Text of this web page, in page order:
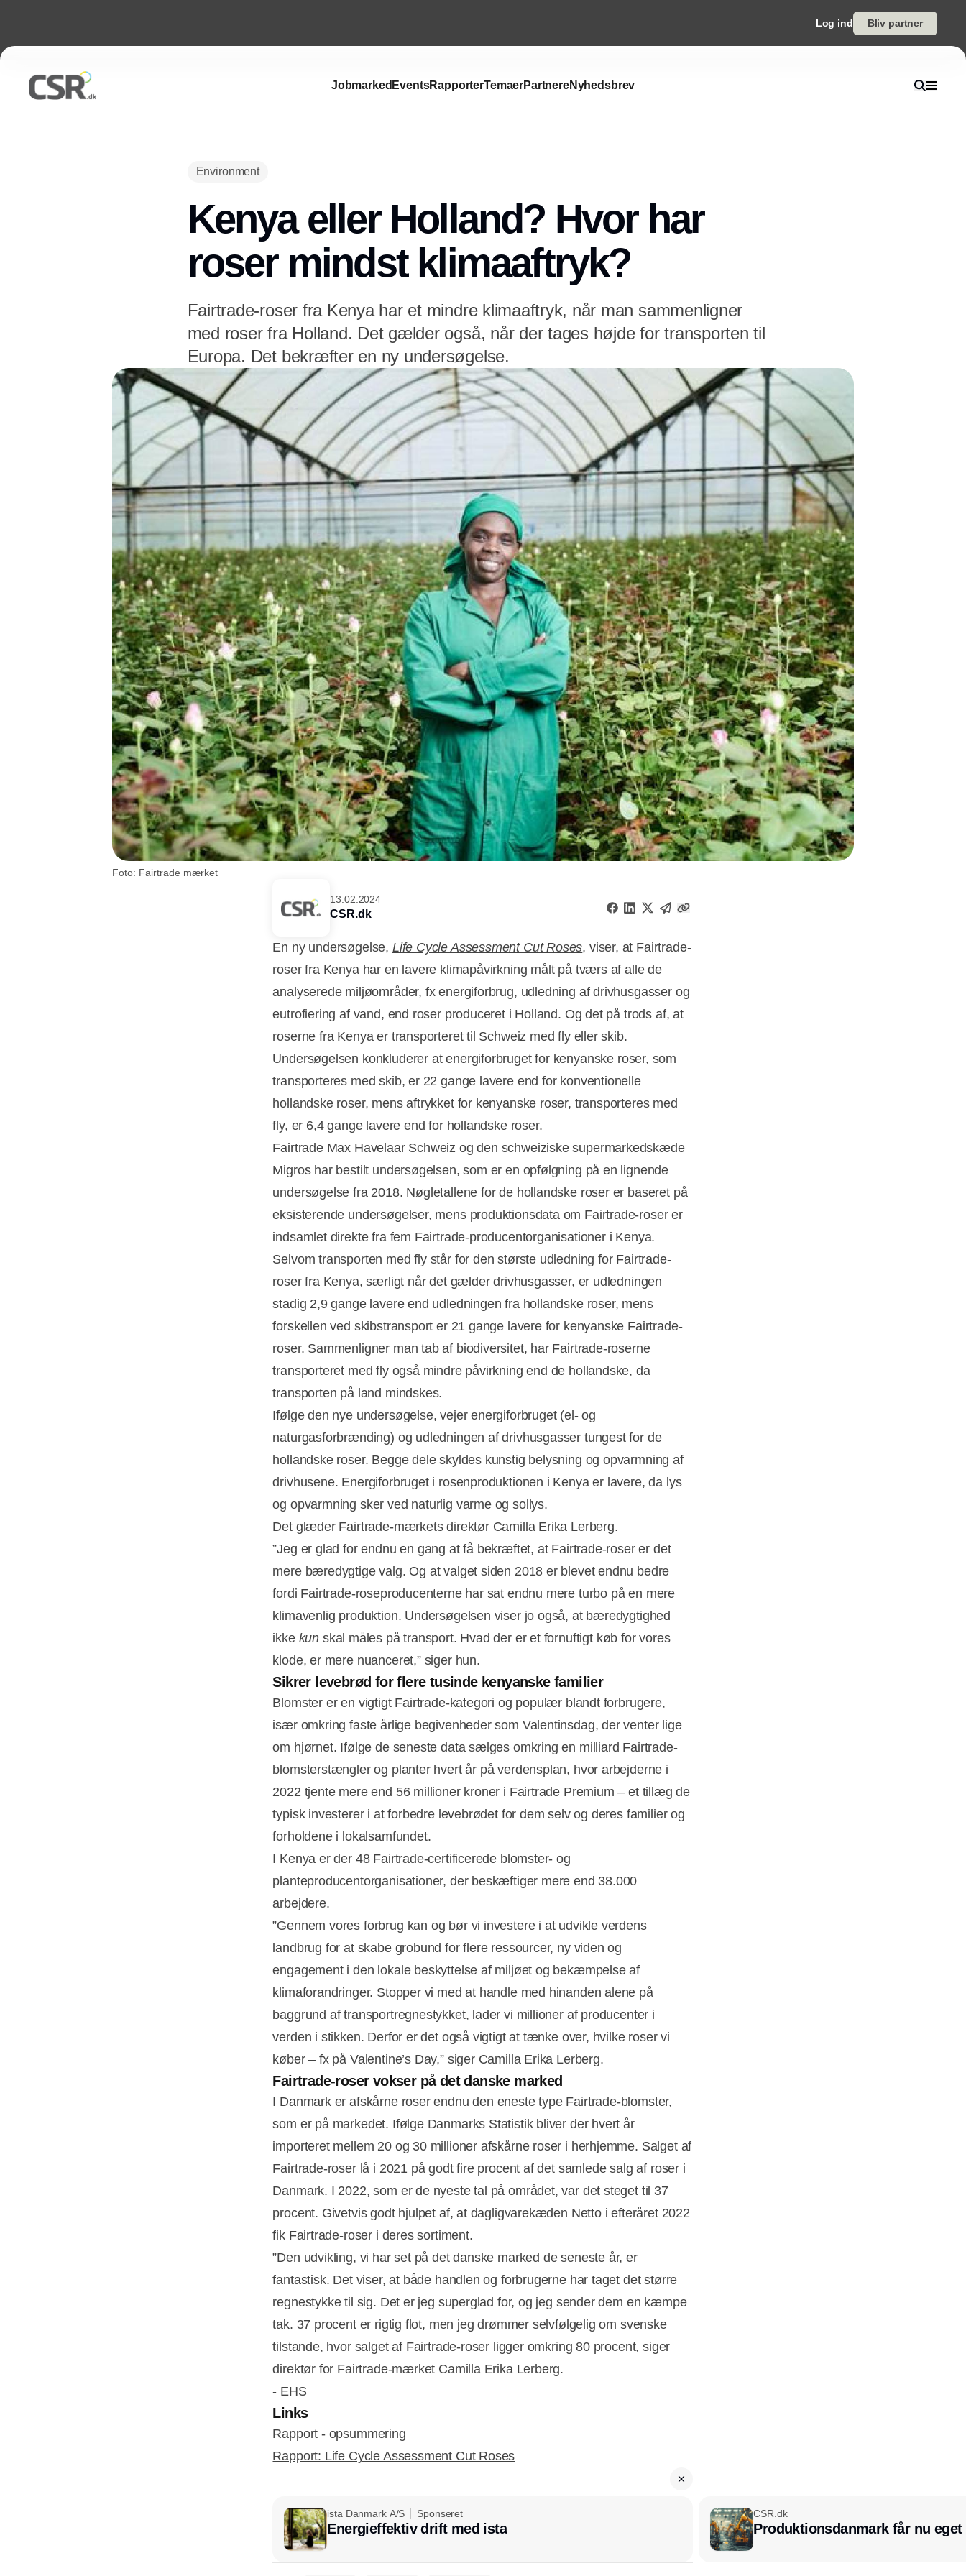
Log ind Bliv partner
Jobmarked EventsRapporterTemaerPartnereNyhedsbrev
Environment
Kenya eller Holland? Hvor har
roser mindst klimaaftryk?
Fairtrade-roser fra Kenya har et mindre klimaaftryk, når man sammenligner
med roser fra Holland. Det gælder også, når der tages højde for transporten til
Europa. Det bekræfter en ny undersøgelse.
Foto: Fairtrade mærket
13.02.2024
CSR.dk
En ny undersøgelse, Life Cycle Assessment Cut Roses, viser, at Fairtrade-
roser fra Kenya har en lavere klimapåvirkning målt på tværs af alle de
analyserede miljøområder, fx energiforbrug, udledning af drivhusgasser og
eutrofiering af vand, end roser produceret i Holland. Og det på trods af, at
roserne fra Kenya er transporteret til Schweiz med fly eller skib.
Undersøgelsen konkluderer at energiforbruget for kenyanske roser, som
transporteres med skib, er 22 gange lavere end for konventionelle
hollandske roser, mens aftrykket for kenyanske roser, transporteres med
fly, er 6,4 gange lavere end for hollandske roser.
Fairtrade Max Havelaar Schweiz og den schweiziske supermarkedskæde
Migros har bestilt undersøgelsen, som er en opfølgning på en lignende
undersøgelse fra 2018. Nøgletallene for de hollandske roser er baseret på
eksisterende undersøgelser, mens produktionsdata om Fairtrade-roser er
indsamlet direkte fra fem Fairtrade-producentorganisationer i Kenya.
Selvom transporten med fly står for den største udledning for Fairtrade-
roser fra Kenya, særligt når det gælder drivhusgasser, er udledningen
stadig 2,9 gange lavere end udledningen fra hollandske roser, mens
forskellen ved skibstransport er 21 gange lavere for kenyanske Fairtrade-
roser. Sammenligner man tab af biodiversitet, har Fairtrade-roserne
transporteret med fly også mindre påvirkning end de hollandske, da
transporten på land mindskes.
Ifølge den nye undersøgelse, vejer energiforbruget (el- og
naturgasforbrænding) og udledningen af drivhusgasser tungest for de
hollandske roser. Begge dele skyldes kunstig belysning og opvarmning af
drivhusene. Energiforbruget i rosenproduktionen i Kenya er lavere, da lys
og opvarmning sker ved naturlig varme og sollys.
Det glæder Fairtrade-mærkets direktør Camilla Erika Lerberg.
”Jeg er glad for endnu en gang at få bekræftet, at Fairtrade-roser er det
mere bæredygtige valg. Og at valget siden 2018 er blevet endnu bedre
fordi Fairtrade-roseproducenterne har sat endnu mere turbo på en mere
klimavenlig produktion. Undersøgelsen viser jo også, at bæredygtighed
ikke kun skal måles på transport. Hvad der er et fornuftigt køb for vores
klode, er mere nuanceret,” siger hun.
Sikrer levebrød for flere tusinde kenyanske familier
Blomster er en vigtigt Fairtrade-kategori og populær blandt forbrugere,
især omkring faste årlige begivenheder som Valentinsdag, der venter lige
om hjørnet. Ifølge de seneste data sælges omkring en milliard Fairtrade-
blomsterstængler og planter hvert år på verdensplan, hvor arbejderne i
2022 tjente mere end 56 millioner kroner i Fairtrade Premium – et tillæg de
typisk investerer i at forbedre levebrødet for dem selv og deres familier og
forholdene i lokalsamfundet.
I Kenya er der 48 Fairtrade-certificerede blomster- og
planteproducentorganisationer, der beskæftiger mere end 38.000
arbejdere.
”Gennem vores forbrug kan og bør vi investere i at udvikle verdens
landbrug for at skabe grobund for flere ressourcer, ny viden og
engagement i den lokale beskyttelse af miljøet og bekæmpelse af
klimaforandringer. Stopper vi med at handle med hinanden alene på
baggrund af transportregnestykket, lader vi millioner af producenter i
verden i stikken. Derfor er det også vigtigt at tænke over, hvilke roser vi
køber – fx på Valentine’s Day,” siger Camilla Erika Lerberg.
Fairtrade-roser vokser på det danske marked
I Danmark er afskårne roser endnu den eneste type Fairtrade-blomster,
som er på markedet. Ifølge Danmarks Statistik bliver der hvert år
importeret mellem 20 og 30 millioner afskårne roser i herhjemme. Salget af
Fairtrade-roser lå i 2021 på godt fire procent af det samlede salg af roser i
Danmark. I 2022, som er de nyeste tal på området, var det steget til 37
procent. Givetvis godt hjulpet af, at dagligvarekæden Netto i efteråret 2022
fik Fairtrade-roser i deres sortiment.
”Den udvikling, vi har set på det danske marked de seneste år, er
fantastisk. Det viser, at både handlen og forbrugerne har taget det større
regnestykke til sig. Det er jeg superglad for, og jeg sender dem en kæmpe
tak. 37 procent er rigtig flot, men jeg drømmer selvfølgelig om svenske
tilstande, hvor salget af Fairtrade-roser ligger omkring 80 procent, siger
direktør for Fairtrade-mærket Camilla Erika Lerberg.
- EHS
Links
Rapport - opsummering
Rapport: Life Cycle Assessment Cut Roses
ista Danmark A/S Sponseret
Energieffektiv drift med ista
CSR.dk
Produktionsdanmark får nu eget